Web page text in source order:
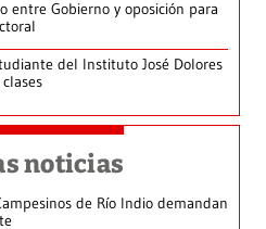
entre Gobierno y oposición para
del Instituto José Dolores
noticias
de Río Indio demandan